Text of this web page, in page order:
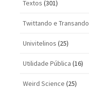
Textos (301)
Twittando e Transando
Univitelinos (25)
Utilidade Pública (16)
Weird Science (25)